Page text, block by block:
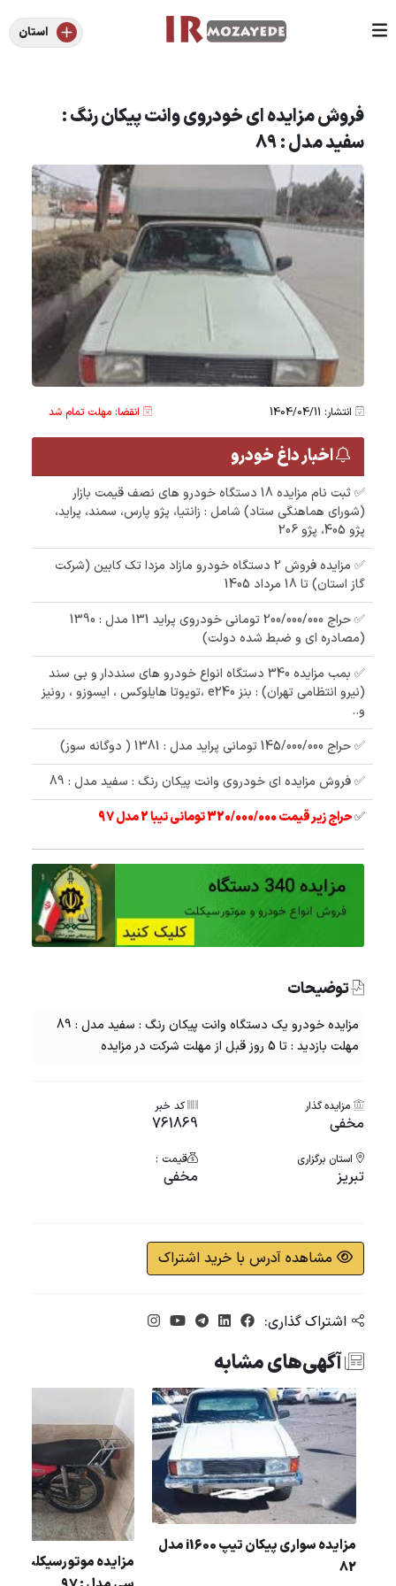
استان
فروش مزایده ای خودروی وانت پیکان رنگ :
سفید مدل : 89
انتشار: 1404/04/11 انقضا: مهلت تمام شد
اخبار داغ خودرو
✅ ثبت نام مزایده 18 دستگاه خودرو های نصف قیمت بازار
(شورای هماهنگی ستاد) شامل : زانتیا، پژو پارس، سمند، پراید،
پژو 405، پژو 206
✅ مزایده فروش 2 دستگاه خودرو مازاد مزدا تک کابین (شرکت
گاز استان) تا 18 مرداد 1405
✅ حراج 200/000/000 تومانی خودروی پراید 131 مدل : 1390
(مصادره ای و ضبط شده دولت)
✅ بمب مزایده 340 دستگاه انواع خودرو های سنددار و بی سند
(نیرو انتظامی تهران) : بنز e240 ،تویوتا هایلوکس ، ایسوزو ، رونیز
و..
✅ حراج 145/000/000 تومانی پراید مدل : 1381 ( دوگانه سوز)
✅ فروش مزایده ای خودروی وانت پیکان رنگ : سفید مدل : 89
✅حراج زیر قیمت 320/000/000 تومانی تیبا 2 مدل 97
توضیحات
مزایده خودرو یک دستگاه وانت پیکان رنگ : سفید مدل : 89
مهلت بازدید : تا 5 روز قبل از مهلت شرکت در مزایده
مزایده گذار
مخفی
کد خبر
761869
استان برگزاری
تبریز
قیمت :
مخفی
مشاهده آدرس با خرید اشتراک
اشتراک گذاری:
آگهی‌های مشابه
مزایده سواری پیکان تیپ i1600 مدل
82